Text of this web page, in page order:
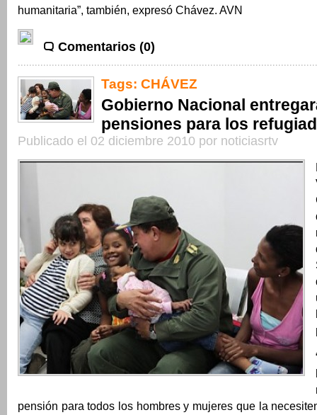
humanitaria”, también, expresó Chávez. AVN
Comentarios (0)
Tags: CHÁVEZ
Gobierno Nacional
pensiones para los
Publicado el 02 diciembre 2010 por noticiasrtv
pensión para todos los hombres y mujeres que la